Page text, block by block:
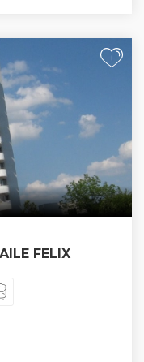
+
FELIX